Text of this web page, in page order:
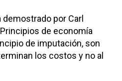
por Carl
de economía
de imputación, son
los costos y no al